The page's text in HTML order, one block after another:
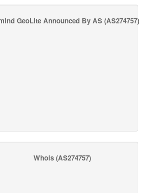
GeoLite Announced By AS(AS274757)
Whois (AS274757)